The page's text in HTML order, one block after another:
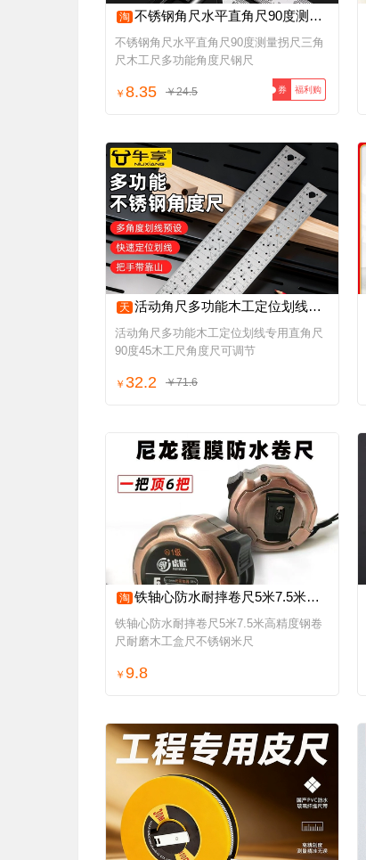
淘 不锈钢角尺水平直角尺90度测量拐尺三角尺木工尺多功能角度尺钢尺
不锈钢角尺水平直角尺90度测量拐尺三角
尺木工尺多功能角度尺钢尺
￥ 8.35 ￥24.5 券 福利购
天 活动角尺多功能木工定位划线专用直角尺90度45木工尺角度尺可调节
活动角尺多功能木工定位划线专用直角尺
90度45木工尺角度尺可调节
￥ 32.2 ￥71.6
淘 铁轴心防水耐摔卷尺5米7.5米高精度钢卷尺耐磨木工盒尺不锈钢米尺
铁轴心防水耐摔卷尺5米7.5米高精度钢卷
尺耐磨木工盒尺不锈钢米尺
￥ 9.8